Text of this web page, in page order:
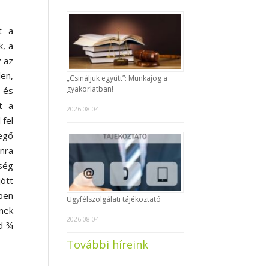
a
a
az
és
a
fel
¾
„Csináljuk együtt”: Munkajog a
gyakorlatban!
2026.08.04.
Ügyfélszolgálati tájékoztató
2026.08.04.
További híreink